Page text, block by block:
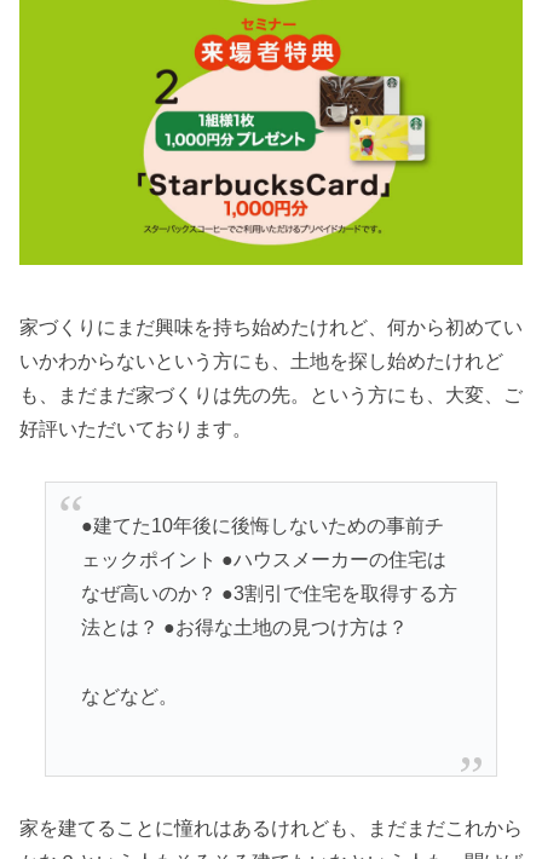
家づくりにまだ興味を持ち始めたけれど、何から初めてい
いかわからないという方にも、土地を探し始めたけれど
も、まだまだ家づくりは先の先。という方にも、大変、ご
好評いただいております。
●建てた10年後に後悔しないための事前チ
ェックポイント ●ハウスメーカーの住宅は
なぜ高いのか？ ●3割引で住宅を取得する方
法とは？ ●お得な土地の見つけ方は？
などなど。
家を建てることに憧れはあるけれども、まだまだこれから